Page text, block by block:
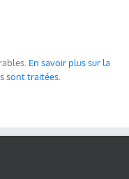
En savoir plus sur la
sont traitées